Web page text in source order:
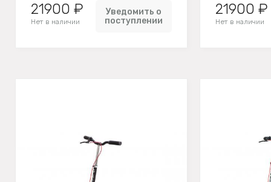
21900 ₽
Нет в наличии
Уведомить о
поступлении
21900 ₽
Нет в наличии